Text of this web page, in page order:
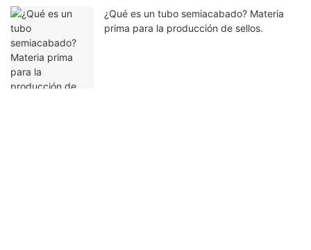
¿Qué es un tubo semiacabado? Materia
prima para la producción de sellos.